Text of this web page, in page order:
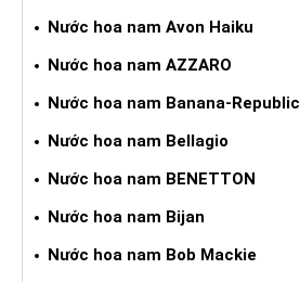
Nước hoa nam Avon Haiku
Nước hoa nam AZZARO
Nước hoa nam Banana-Republic
Nước hoa nam Bellagio
Nước hoa nam BENETTON
Nước hoa nam Bijan
Nước hoa nam Bob Mackie